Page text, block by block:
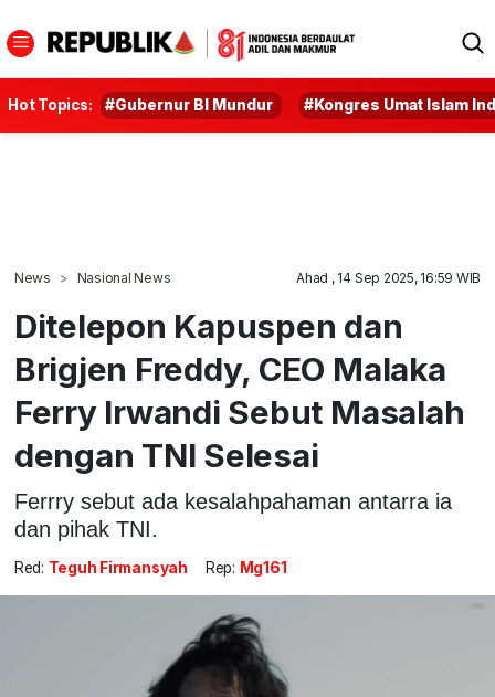
Hot Topics: #Gubernur BI Mundur #Kongres Umat Islam
News Nasional News Ahad , 14 Sep 2025, 16:59 WIB
Ditelepon Kapuspen dan
Brigjen Freddy, CEO Malaka
Ferry Irwandi Sebut Masalah
dengan TNI Selesai
Ferrry sebut ada kesalahpahaman antarra ia
dan pihak TNI.
Red: Teguh Firmansyah Rep: Mg161